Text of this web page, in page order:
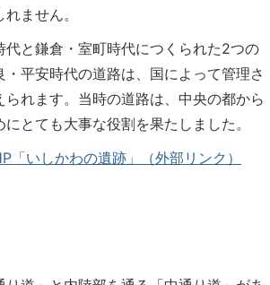
ません。
と鎌倉・室町時代につくられた2つの
平安時代の道路は、国によって管理さ
れます。当時の道路は、中央の都から
とても大事な役割を果たしました。
「いしかわの遺跡」（外部リンク）